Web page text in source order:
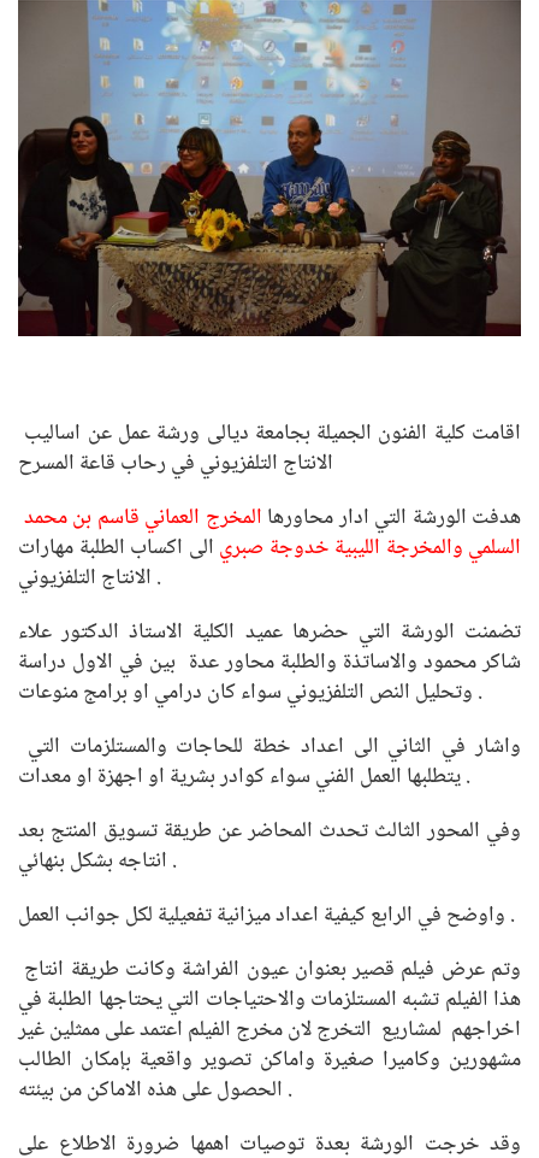
الانتاج التلفزيوني في رحاب قاعة المسرح
هدفت الورشة التي ادار محاورها المخرج العماني قاسم بن محمد
السلمي والمخرجة الليبية خدوجة صبري الى اكساب الطلبة مهارات
الانتاج التلفزيوني .
تضمنت الورشة التي حضرها عميد الكلية الاستاذ الدكتور علاء
شاكر محمود والاساتذة والطلبة محاور عدة بين في الاول دراسة
وتحليل النص التلفزيوني سواء كان درامي او برامج منوعات .
يتطلبها العمل الفني سواء كوادر بشرية او اجهزة او معدات .
وفي المحور الثالث تحدث المحاضر عن طريقة تسويق المنتج بعد
انتاجه بشكل بنهائي .
واوضح في الرابع كيفية اعداد ميزانية تفعيلية لكل جوانب العمل .
هذا الفيلم تشبه المستلزمات والاحتياجات التي يحتاجها الطلبة في
اخراجهم لمشاريع التخرج لان مخرج الفيلم اعتمد على ممثلين غير
مشهورين وكاميرا صغيرة واماكن تصوير واقعية بإمكان الطالب
الحصول على هذه الاماكن من بيئته .
وقد خرجت الورشة بعدة توصيات اهمها ضرورة الاطلاع على